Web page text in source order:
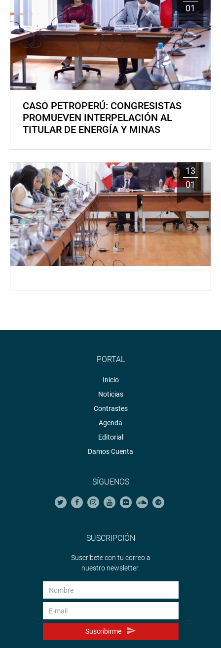
01
CASO PETROPERÚ: CONGRESISTAS
PROMUEVEN INTERPELACIÓN AL
TITULAR DE ENERGÍA Y MINAS
13
01
PORTAL
Inicio
Noticias
Contrastes
Agenda
Editorial
Damos Cuenta
SÍGUENOS
SUSCRIPCIÓN
Suscríbete con tu correo a
nuestro newsletter.
Suscribirme